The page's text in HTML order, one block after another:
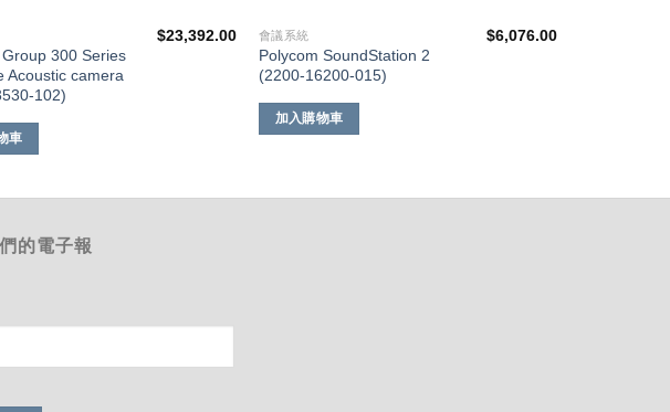
300 Series
Acoustic camera
102)
$23,392.00
車
會議系統
Polycom SoundStation 2
(2200-16200-015)
$6,076.00
加入購物車
的電子報